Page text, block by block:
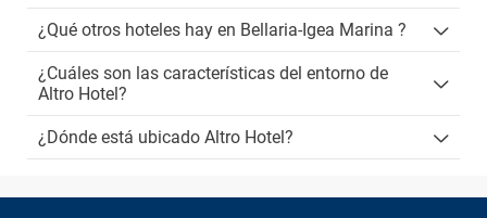
¿Qué otros hoteles hay en Bellaria-Igea Marina ?
¿Cuáles son las características del entorno de
Altro Hotel?
¿Dónde está ubicado Altro Hotel?